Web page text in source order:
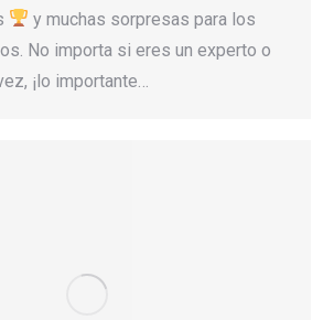
y muchas sorpresas para los
No importa si eres un experto o
¡lo importante…